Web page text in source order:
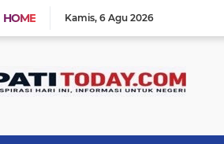
HOME Kamis 6 Agu 2026